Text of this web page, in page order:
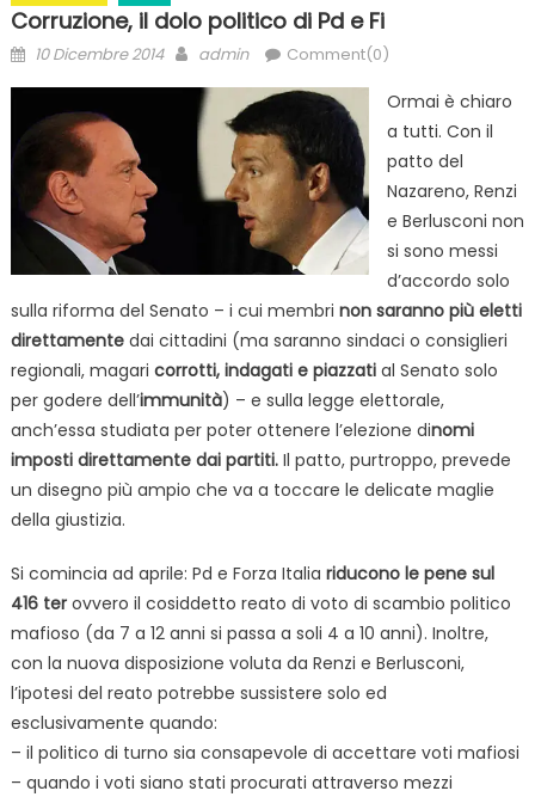
Corruzione, il dolo politico di Pd e Fi
Posted
10 Dicembre 2014 Author
admin Comment(0)
Ormai è chiaro
a tutti. Con il
patto del
Nazareno, Renzi
e Berlusconi non
si sono messi
d’accordo solo
sulla riforma del Senato – i cui membri non saranno più eletti
direttamente dai cittadini (ma saranno sindaci o consiglieri
regionali, magari corrotti, indagati e piazzatial Senato solo
per godere dell’immunità) – e sulla legge elettorale,
anch’essa studiata per poter ottenere l’elezione dinomi
imposti direttamente dai partiti.Il patto, purtroppo, prevede
un disegno più ampio che va a toccare le delicate maglie
della giustizia.
Si comincia ad aprile: Pd e Forza Italia riducono le pene sul
416 terovvero il cosiddetto reato di voto di scambio politico
mafioso (da 7 a 12 anni si passa a soli 4 a 10 anni). Inoltre,
con la nuova disposizione voluta da Renzi e Berlusconi,
l’ipotesi del reato potrebbe sussistere solo ed
esclusivamente quando:
– il politico di turno sia consapevole di accettare voti mafiosi
– quando i voti siano stati procurati attraverso mezzi